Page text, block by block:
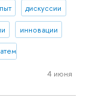
дискуссии
инновации
им. А.Н. Тихонова
4 июня